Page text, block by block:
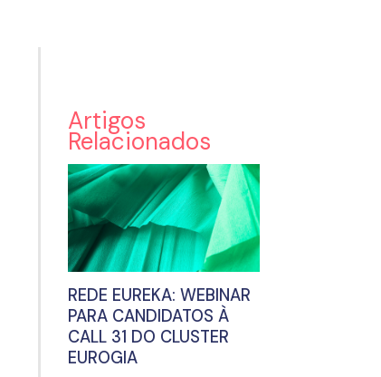
Artigos
Relacionados
REDE EUREKA: WEBINAR
PARA CANDIDATOS À
CALL 31 DO CLUSTER
EUROGIA